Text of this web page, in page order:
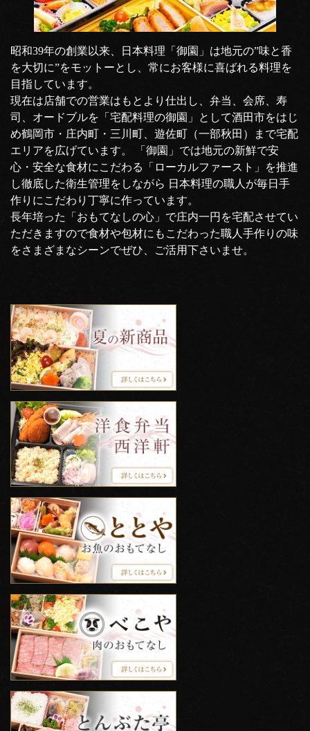
昭和39年の創業以来、日本料理「御園」は地元の”味と香
を大切に”をモットーとし、常にお客様に喜ばれる料理を
目指しています。
現在は店舗での営業はもとより仕出し、弁当、会席、寿
司、オードブルを「宅配料理の御園」として酒田市をはじ
め鶴岡市・庄内町・三川町、遊佐町（一部秋田）まで宅配
エリアを広げています。 「御園」では地元の新鮮で安
心・安全な食材にこだわる「ローカルファースト」を推進
し徹底した衛生管理をしながら 日本料理の職人が毎日手
作りにこだわり丁寧に作っています。
長年培った「おもてなしの心」で庄内一円を宅配させてい
ただきますので食材や包材にもこだわった職人手作りの味
をさまざまなシーンでぜひ、ご活用下さいませ。